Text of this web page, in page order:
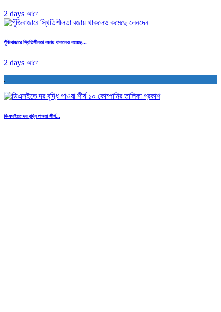
2 days আগে
পুঁজিবাজারে স্থিতিশীলতা বজায় থাকলেও কমেছে...
2 days আগে
.
ডিএসইতে দর বৃদ্ধি পাওয়া শীর্ষ...